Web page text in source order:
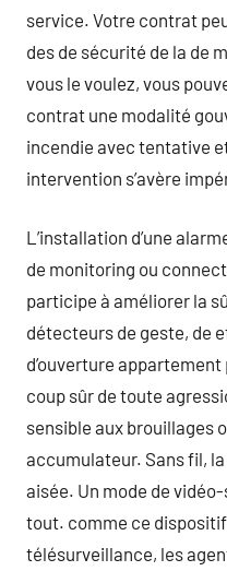
service. Votre contrat
des de sécurité de la de
vous le voulez, vous
contrat une modalité
incendie avec tentative
intervention s’avère
L’installation d’une
de monitoring ou
participe à améliorer la
détecteurs de geste, de
d’ouverture
coup sûr de toute
sensible aux brouillages
accumulateur. Sans fil, la
aisée. Un mode de
tout. comme ce
télésurveillance, les